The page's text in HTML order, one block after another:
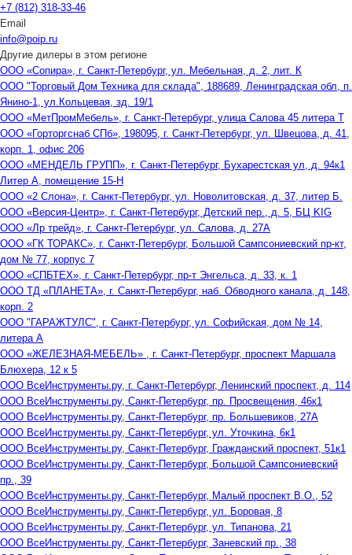
+7 (812) 318-33-46
Email
info@poip.ru
Другие дилеры в этом регионе
ООО «Сопира», г. Санкт-Петербург, ул. Мебельная, д. 2, лит. К
ООО "Торговый Дом Техника для склада", 188689, Ленинградская обл, п.
Янино-1, ул.Кольцевая, зд. 19/1
ООО «МетПромМебель», г. Санкт-Петербург, улица Салова 45 литера Т
ООО «Горторгснаб СПб», 198095, г. Санкт-Петербург, ул. Швецова, д. 41,
корп. 1, офис 206
ООО «МЕНДЕЛЬ ГРУПП», г. Санкт-Петербург, Бухарестская ул, д. 94к1
Литер А, помещение 15-Н
ООО «2 Слона», г. Санкт-Петербург, ул. Новолитовская, д. 37, литер Б.
ООО «Версия-Центр», г. Санкт-Петербург, Детский пер., д. 5, БЦ KIG
ООО «Лр трейд», г. Санкт-Петербург, ул. Салова, д. 27А
ООО «ГК ТОРАКС», г. Санкт-Петербург, Большой Сампсониевский пр-кт,
дом № 77, корпус 7
ООО «СПБТЕХ», г. Санкт-Петербург, пр-т Энгельса, д. 33, к. 1
ООО ТД «ПЛАНЕТА», г. Санкт-Петербург, наб. Обводного канала, д. 148,
корп. 2
ООО "ГАРАЖТУЛС", г. Санкт-Петербург, ул. Софийская, дом № 14,
литера А
ООО «ЖЕЛЕЗНАЯ-МЕБЕЛЬ» , г. Санкт-Петербург, проспект Маршала
Блюхера, 12 к 5
ООО ВсеИнструменты.ру, г. Санкт-Петербург, Ленинский проспект, д. 114
ООО ВсеИнструменты.ру, Санкт-Петербург, пр. Просвещения, 46к1
ООО ВсеИнструменты.ру, Санкт-Петербург, пр. Большевиков, 27А
ООО ВсеИнструменты.ру, Санкт-Петербург, ул. Уточкина, 6к1
ООО ВсеИнструменты.ру, Санкт-Петербург, Гражданский проспект, 51к1
ООО ВсеИнструменты.ру, Санкт-Петербург, Большой Сампсониевский
пр., 39
ООО ВсеИнструменты.ру, Санкт-Петербург, Малый проспект В.О., 52
ООО ВсеИнструменты.ру, Санкт-Петербург, ул. Боровая, 8
ООО ВсеИнструменты.ру, Санкт-Петербург, ул. Типанова, 21
ООО ВсеИнструменты.ру, Санкт-Петербург, Заневский пр., 38